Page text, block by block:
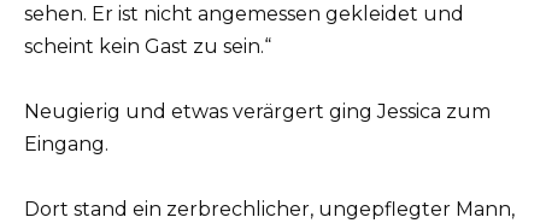
sehen. Er ist nicht angemessen gekleidet und
scheint kein Gast zu sein.“
Neugierig und etwas verärgert ging Jessica zum
Eingang.
Dort stand ein zerbrechlicher, ungepflegter Mann,